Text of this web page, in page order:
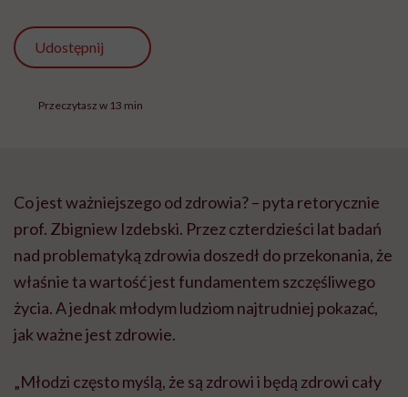
Udostępnij
Przeczytasz w 13 min
Co jest ważniejszego od zdrowia? – pyta retorycznie
prof. Zbigniew Izdebski. Przez czterdzieści lat badań
nad problematyką zdrowia doszedł do przekonania, że
właśnie ta wartość jest fundamentem szczęśliwego
życia. A jednak młodym ludziom najtrudniej pokazać,
jak ważne jest zdrowie.
„Młodzi często myślą, że są zdrowi i będą zdrowi cały